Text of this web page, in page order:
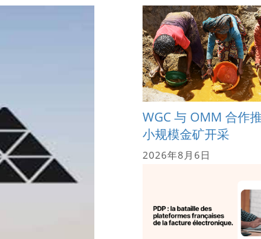
WGC 与 OMM 合作
小规模金矿开采
2026年8月6日